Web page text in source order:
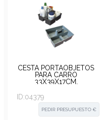
CESTA PORTAOBJETOS
PARA CARRO
33X39X17CM.
ID:04379
PEDIR PRESUPUESTO €